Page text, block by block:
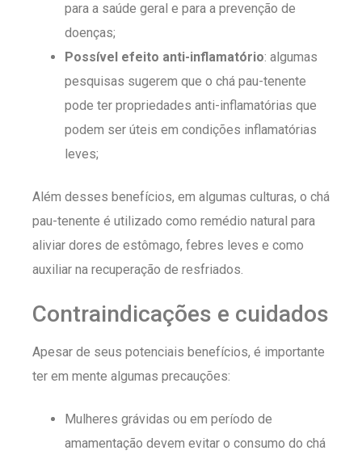
para a saúde geral e para a prevenção de
doenças;
Possível efeito anti-inflamatório: algumas
pesquisas sugerem que o chá pau-tenente
pode ter propriedades anti-inflamatórias que
podem ser úteis em condições inflamatórias
leves;
Além desses benefícios, em algumas culturas, o chá
pau-tenente é utilizado como remédio natural para
aliviar dores de estômago, febres leves e como
auxiliar na recuperação de resfriados.
Contraindicações e cuidados
Apesar de seus potenciais benefícios, é importante
ter em mente algumas precauções:
Mulheres grávidas ou em período de
amamentação devem evitar o consumo do chá